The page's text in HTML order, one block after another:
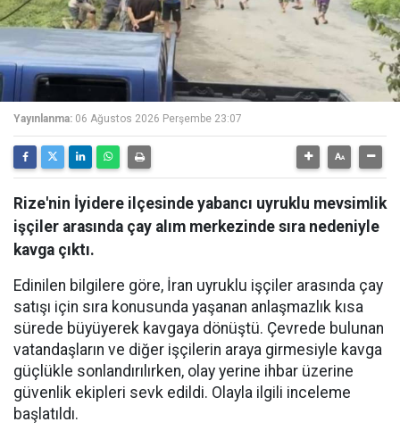
Yayınlanma: 06 Ağustos 2026 Perşembe 23:07
Rize'nin İyidere ilçesinde yabancı uyruklu mevsimlik
işçiler arasında çay alım merkezinde sıra nedeniyle
kavga çıktı.
Edinilen bilgilere göre, İran uyruklu işçiler arasında çay
satışı için sıra konusunda yaşanan anlaşmazlık kısa
sürede büyüyerek kavgaya dönüştü. Çevrede bulunan
vatandaşların ve diğer işçilerin araya girmesiyle kavga
güçlükle sonlandırılırken, olay yerine ihbar üzerine
güvenlik ekipleri sevk edildi. Olayla ilgili inceleme
başlatıldı.